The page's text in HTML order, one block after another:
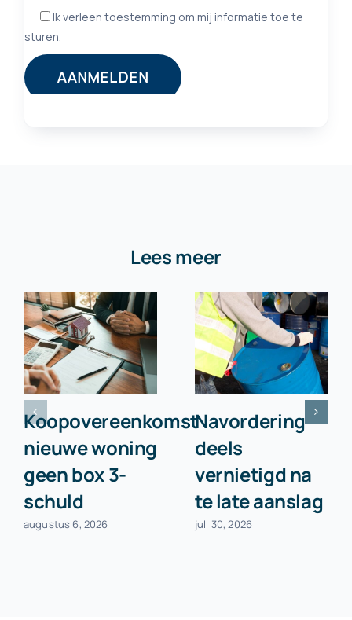
Lees meer
Koopovereenkomst
nieuwe woning
geen box 3-
schuld
augustus 6, 2026
Navordering
deels
vernietigd na
te late aanslag
juli 30, 2026